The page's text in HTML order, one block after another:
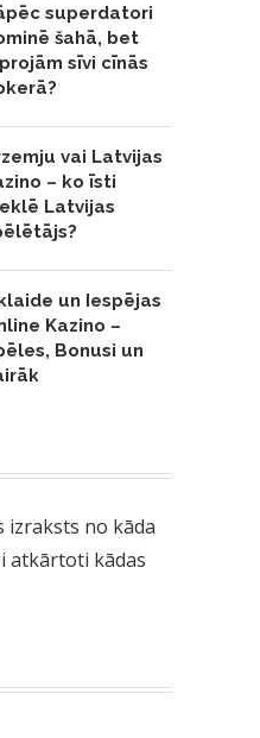
superdatori
šahā, bet
sīvi cīnās
vai Latvijas
– ko īsti
Latvijas
un Iespējas
Kazino –
Bonusi un
no kāda
atkārtoti kādas